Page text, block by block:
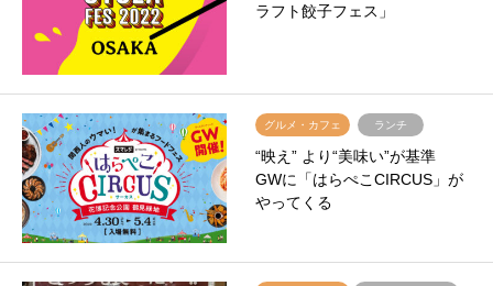
ラフト餃子フェス」
グルメ・カフェ ランチ
“映え” より“美味い”が基準
GWに「はらぺこCIRCUS」が
やってくる